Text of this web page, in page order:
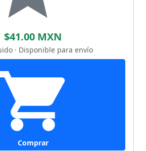
$41.00 MXN
· Disponible para envío
Comprar